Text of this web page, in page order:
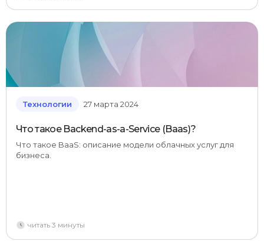
Технологии 27 марта 2024
Что такое Backend-as-a-Service (Baas)?
Что такое BaaS: описание модели облачных услуг для
бизнеса.
читать 3 минуты